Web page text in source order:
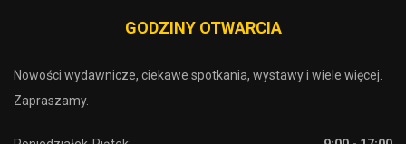
GODZINY OTWARCIA
Nowości wydawnicze, ciekawe spotkania, wystawy i wiele więcej.
Zapraszamy.